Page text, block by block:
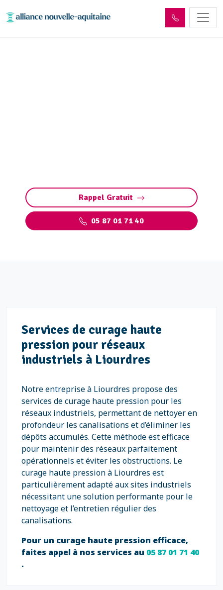
Rappel Gratuit
05 87 01 71 40
Services de curage haute
pression pour réseaux
industriels à Liourdres
Notre entreprise à Liourdres propose des
services de curage haute pression pour les
réseaux industriels, permettant de nettoyer en
profondeur les canalisations et d’éliminer les
dépôts accumulés. Cette méthode est efficace
pour maintenir des réseaux parfaitement
opérationnels et éviter les obstructions. Le
curage haute pression à Liourdres est
particulièrement adapté aux sites industriels
nécessitant une solution performante pour le
nettoyage et l’entretien régulier des
canalisations.
Pour un curage haute pression efficace,
faites appel à nos services au 05 87 01 71 40
.